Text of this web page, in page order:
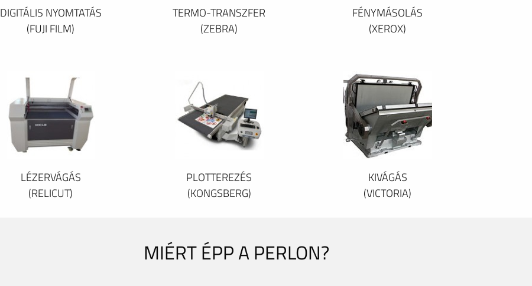
DIGITÁLIS NYOMTATÁS
(FUJI FILM)
TERMO-TRANSZFER
(ZEBRA)
FÉNYMÁSOLÁS
(XEROX)
LÉZERVÁGÁS
(RELICUT)
PLOTTEREZÉS
(KONGSBERG)
KIVÁGÁS
(VICTORIA)
MIÉRT ÉPP A PERLON?